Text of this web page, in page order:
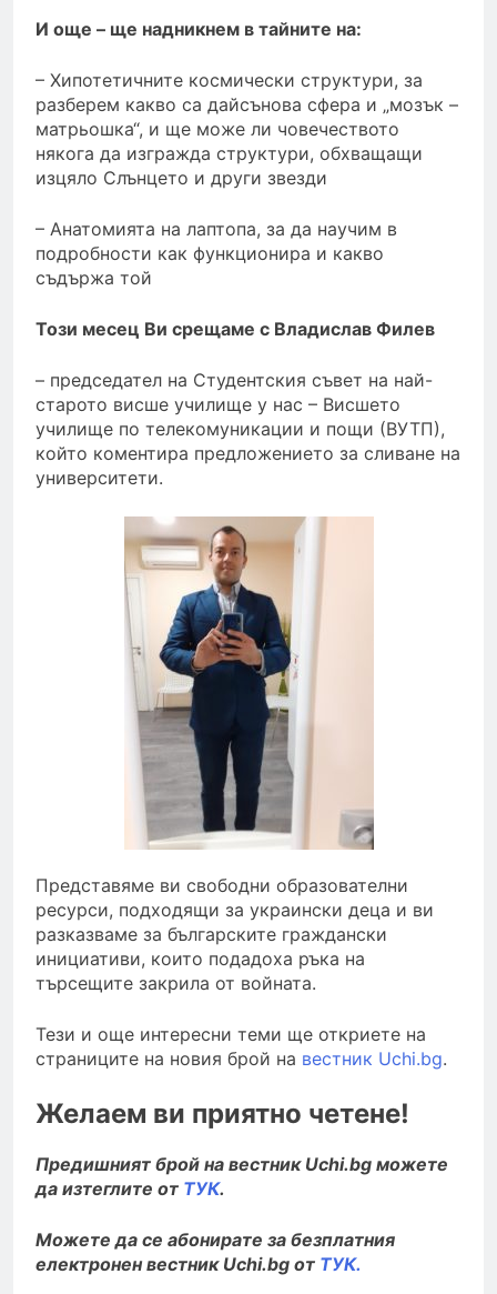
И още – ще надникнем в тайните на:
– Хипотетичните космически структури, за
разберем какво са дайсънова сфера и „мозък –
матрьошка“, и ще може ли човечеството
някога да изгражда структури, обхващащи
изцяло Слънцето и други звезди
– Анатомията на лаптопа, за да научим в
подробности как функционира и какво
съдържа той
Този месец Ви срещаме с Владислав Филев
– председател на Студентския съвет на най-
старото висше училище у нас – Висшето
училище по телекомуникации и пощи (ВУТП),
който коментира предложението за сливане на
университети.
Представяме ви свободни образователни
ресурси, подходящи за украински деца и ви
разказваме за българските граждански
инициативи, които подадоха ръка на
търсещите закрила от войната.
Тези и още интересни теми ще откриете на
страниците на новия брой на вестник Uchi.bg.
Желаем ви приятно четене!
Предишният брой на вестник Uchi.bg можете
да изтеглите от ТУК.
Можете да се абонирате за безплатния
електронен вестник Uchi.bg от ТУК.